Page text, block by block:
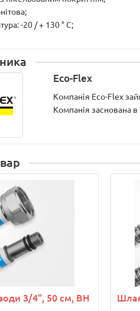
-20 / + 130 ° С;
Eco-Flex
Компанія Eco-Flex
Компанія заснована в
3/4", 50 см, ВН